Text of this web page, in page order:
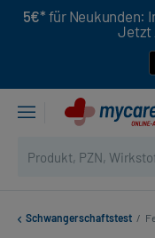
5€* für Neukunden:
Jetzt
Schwangerschaftstest /